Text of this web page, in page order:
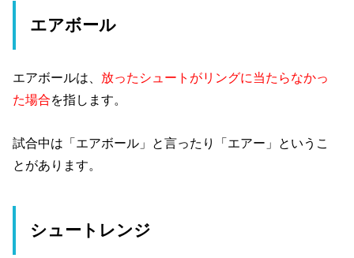
エアボール
エアボールは、 放ったシュートがリングに当たらなかっ
た場合を指します。
試合中は「エアボール」と言ったり「エアー」というこ
とがあります。
シュートレンジ